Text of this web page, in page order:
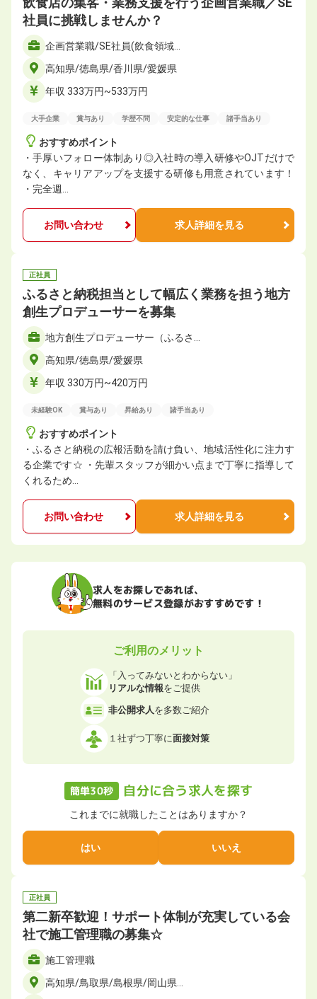
社員に挑戦しませんか？
企画営業職/SE社員(飲食領域…
高知県/徳島県/香川県/愛媛県
年収 333万円~533万円
大手企業 賞与あり 学歴不問 安定的な仕事 諸手当あり
おすすめポイント
・手厚いフォロー体制あり◎入社時の導入研修やOJTだけで
なく、キャリアアップを支援する研修も用意されています！
・完全週…
お問い合わせ 求人詳細を見る
正社員
ふるさと納税担当として幅広く業務を担う地方
創生プロデューサーを募集
地方創生プロデューサー（ふるさ…
高知県/徳島県/愛媛県
年収 330万円~420万円
未経験OK 賞与あり 昇給あり 諸手当あり
おすすめポイント
・ふるさと納税の広報活動を請け負い、地域活性化に注力す
る企業です☆ ・先輩スタッフが細かい点まで丁寧に指導して
くれるため…
お問い合わせ 求人詳細を見る
求人をお探しであれば、
無料のサービス登録がおすすめです！
ご利用のメリット
「入ってみないとわからない」
リアルな情報をご提供
非公開求人を多数ご紹介
１社ずつ丁寧に面接対策
簡単30秒 自分に合う求人を探す
これまでに就職したことはありますか？
はい いいえ
正社員
第二新卒歓迎！サポート体制が充実している会
社で施工管理職の募集☆
施工管理職
高知県/鳥取県/島根県/岡山県…